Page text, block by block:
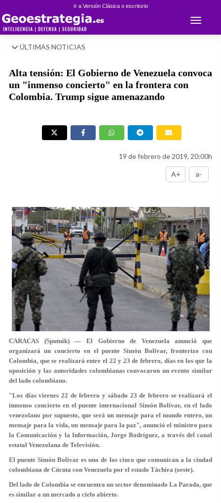
Ir a Versión Clásica o escritorio
Toggle
ÚLTIMAS NOTICIAS
Alta tensión: El Gobierno de Venezuela convoca
un "inmenso concierto" en la frontera con
Colombia. Trump sigue amenazando
19 de febrero de 2019, 20:00h
A+ a-
CARACAS (Sputnik) — El Gobierno de Venezuela anunció que
organizará un concierto en el puente Simón Bolívar, fronterizo con
Colombia, que se realizará entre el 22 y 23 de febrero, días en los que la
oposición y las autoridades colombianas convocaron un evento similar
del lado colombiano.
"Los días viernes 22 de febrero y sábado 23 de febrero se realizará el
inmenso concierto en el puente internacional Simón Bolívar, en el lado
venezolano por supuesto, que será un mensaje para el mundo entero, un
mensaje para la vida, un mensaje para la paz", anunció el ministro para
la Comunicación y la Información, Jorge Rodríguez, a través del canal
estatal Venezolana de Televisión.
El puente Simón Bolívar es uno de los cinco que comunican a la ciudad
colombiana de Cúcuta con Venezuela por el estado Táchira (oeste).
Del lado de Colombia se encuentra un sector denominado La Parada, que
es similar a un mercado a cielo abierto.